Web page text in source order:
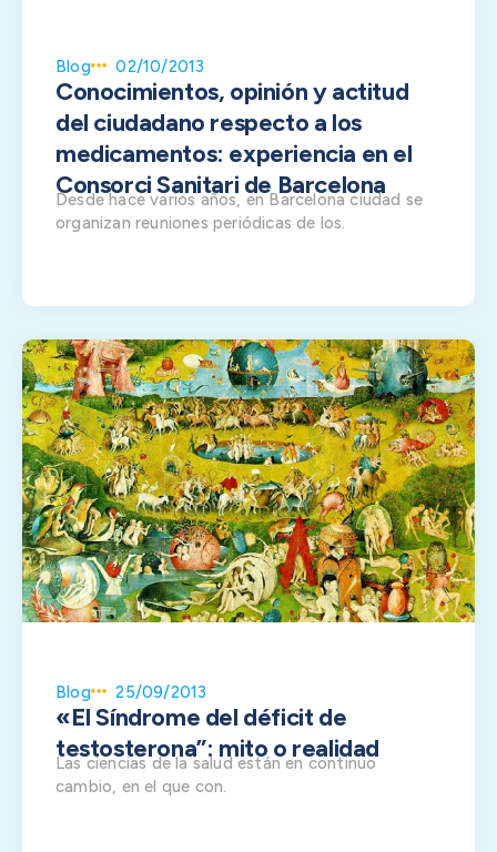
Blog 02/10/2013
Conocimientos, opinión y actitud
del ciudadano respecto a los
medicamentos: experiencia en el
Consorci Sanitari de Barcelona
Desde hace varios años, en Barcelona ciudad se
organizan reuniones periódicas de los.
Blog 25/09/2013
«El Síndrome del déficit de
testosterona”: mito o realidad
Las ciencias de la salud están en continuo
cambio, en el que con.